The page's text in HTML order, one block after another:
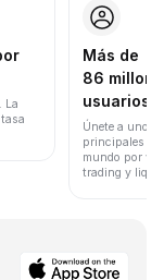
La
Más de
86
usuarios
Únete a uno
principales
mundo por
trading y